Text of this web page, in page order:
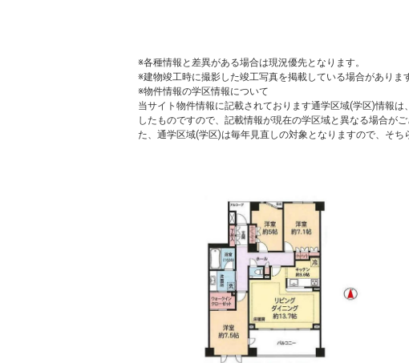
※各種情報と差異がある場合は現況優先となります。
※建物竣工時に撮影した竣工写真を掲載している場合がありま
※物件情報の学区情報について
当サイト物件情報に記載されております通学区域(学区)情報
したものですので、記載情報が現在の学区域と異なる場合が
た、通学区域(学区)は毎年見直しの対象となりますので、そち